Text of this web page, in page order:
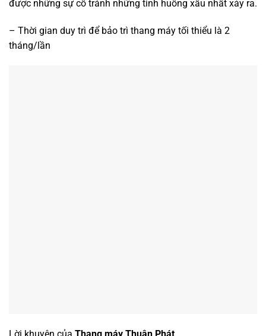
được những sự cố tránh những tình huống xấu nhất xảy ra.
– Thời gian duy trì để bảo trì thang máy tối thiểu là 2
tháng/lần